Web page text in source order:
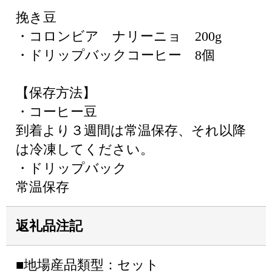
挽き豆
・コロンビア ナリーニョ 200g
・ドリップバックコーヒー 8個
【保存方法】
・コーヒー豆
到着より３週間は常温保存、それ以降
は冷凍してください。
・ドリップバック
常温保存
返礼品注記
■地場産品類型：セット